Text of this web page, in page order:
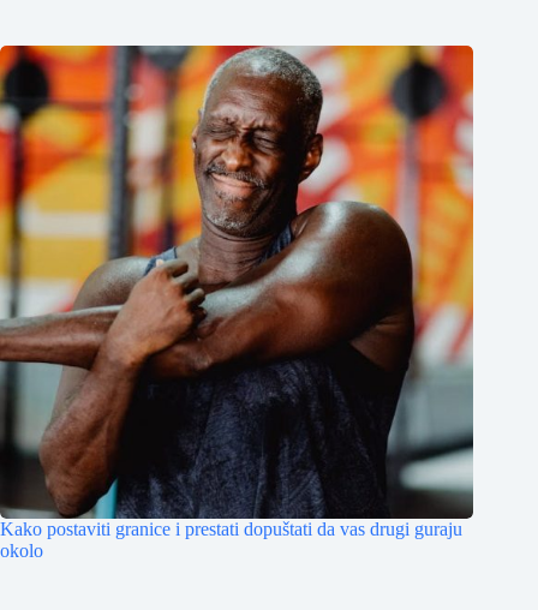
Kako postaviti granice i prestati dopuštati da vas drugi guraju
okolo